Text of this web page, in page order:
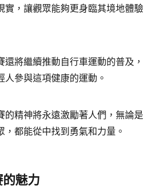
實，讓觀眾能夠更身臨其境地體驗
還將繼續推動自行車運動的普及，
人參與這項健康的運動。
的精神將永遠激勵著人們，無論是
，都能從中找到勇氣和力量。
魅力